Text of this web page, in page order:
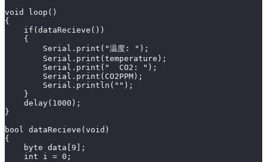
void loop()
{
    if(dataRecieve())
    {
        Serial.print("温度: ");
        Serial.print(temperature);
        Serial.print("  CO2: ");
        Serial.print(CO2PPM);
        Serial.println("");
    }
    delay(1000);
}
bool dataRecieve(void)
{
    byte data[9];
    int i = 0;